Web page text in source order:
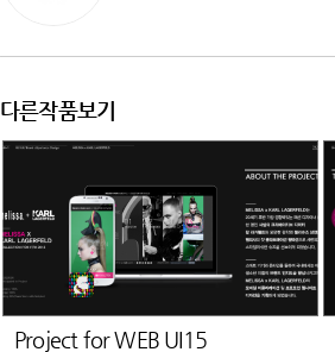
다른작품보기
Project for WEB UI15